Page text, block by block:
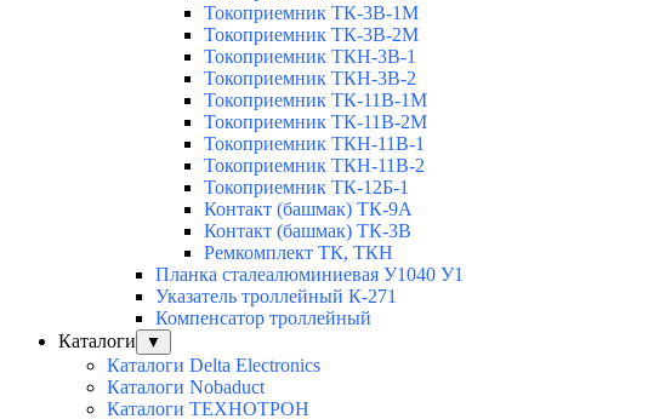
Токоприемник ТК-3В-1М
Токоприемник ТК-3В-2М
Токоприемник ТКН-3В-1
Токоприемник ТКН-3В-2
Токоприемник ТК-11В-1М
Токоприемник ТК-11В-2М
Токоприемник ТКН-11В-1
Токоприемник ТКН-11В-2
Токоприемник ТК-12Б-1
Контакт (башмак) ТК-9А
Контакт (башмак) ТК-3В
Ремкомплект ТК, ТКН
Планка сталеалюминиевая У1040 У1
Указатель троллейный К-271
Компенсатор троллейный
Каталоги
▼
Каталоги Delta Electronics
Каталоги Nobaduct
Каталоги ТЕХНОТРОН